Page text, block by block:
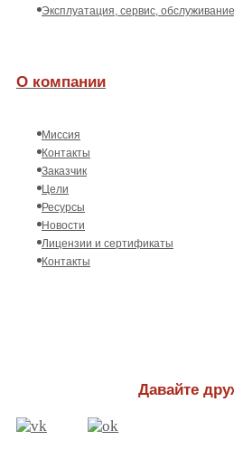
Эксплуатация, сервис, обслуживание
О компании
Миссия
Контакты
Заказчик
Цели
Ресурсы
Новости
Лицензии и сертификаты
Контакты
Давайте